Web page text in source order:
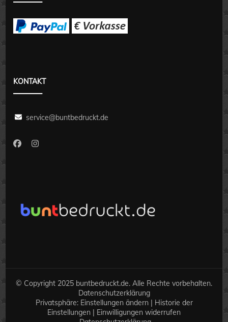
KONTAKT
service@buntbedruckt.de
© Copyright 2025 buntbedruckt.de. Alle Rechte vorbehalten.
Datenschutzerklärung
Privatsphäre: Einstellungen ändern | Historie der
Einstellungen | Einwilligungen widerrufen